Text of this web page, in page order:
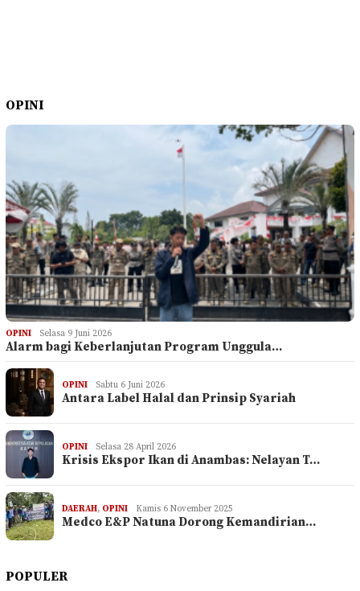
OPINI
OPINI Selasa 9 Juni 2026
Alarm bagi Keberlanjutan Program Unggula…
OPINI Sabtu 6 Juni 2026
Antara Label Halal dan Prinsip Syariah
OPINI Selasa 28 April 2026
Krisis Ekspor Ikan di Anambas: Nelayan T…
DAERAH, OPINI Kamis 6 November 2025
Medco E&P Natuna Dorong Kemandirian…
POPULER